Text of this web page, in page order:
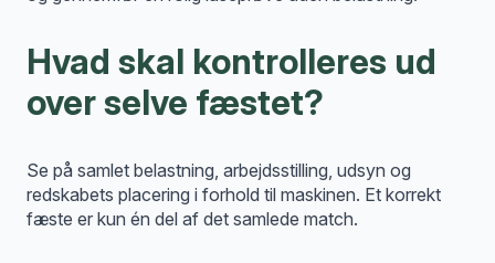
Hvad skal kontrolleres ud
over selve fæstet?
Se på samlet belastning, arbejdsstilling, udsyn og
redskabets placering i forhold til maskinen. Et korrekt
fæste er kun én del af det samlede match.